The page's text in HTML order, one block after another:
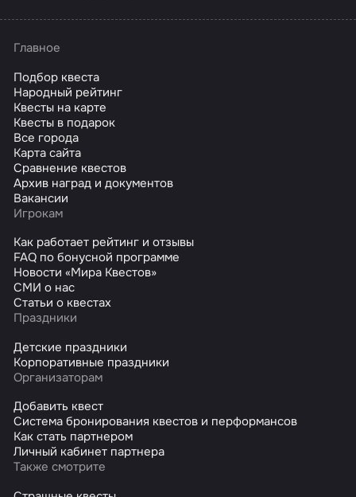
Главное
Подбор квеста
Народный рейтинг
Квесты на карте
Квесты в подарок
Все города
Карта сайта
Сравнение квестов
Архив наград и документов
Вакансии
Игрокам
Как работает рейтинг и отзывы
FAQ по бонусной программе
Новости «Мира Квестов»
СМИ о нас
Статьи о квестах
Праздники
Детские праздники
Корпоративные праздники
Организаторам
Добавить квест
Система бронирования квестов и перформансов
Как стать партнером
Личный кабинет партнера
Также смотрите